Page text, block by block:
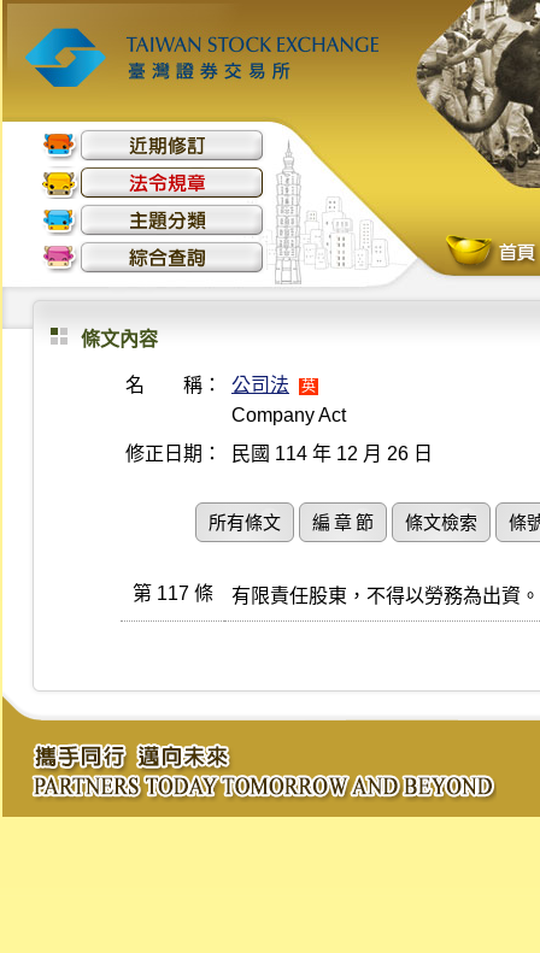
條文內容
名 稱： 公司法 英
Company Act
修正日期：
民國 114 年 12 月 26 日
所有條文 編 章 節 條文檢索 條
第 117 條 有限責任股東，不得以勞務為出資。